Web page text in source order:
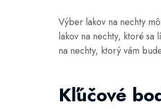
Výber lakov na nechty
lakov na nechty, ktoré
na nechty, ktorý vám
Kľúčové